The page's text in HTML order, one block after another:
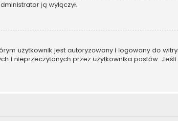
ją wyłączył.
użytkownik jest autoryzowany i logowany do
i nieprzeczytanych przez użytkownika postów.